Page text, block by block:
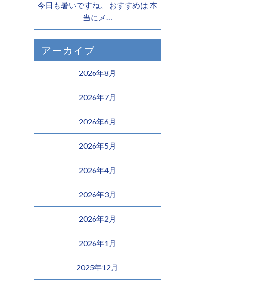
今日も暑いですね。 おすすめは 本
当にメ…
アーカイブ
2026年8月
2026年7月
2026年6月
2026年5月
2026年4月
2026年3月
2026年2月
2026年1月
2025年12月